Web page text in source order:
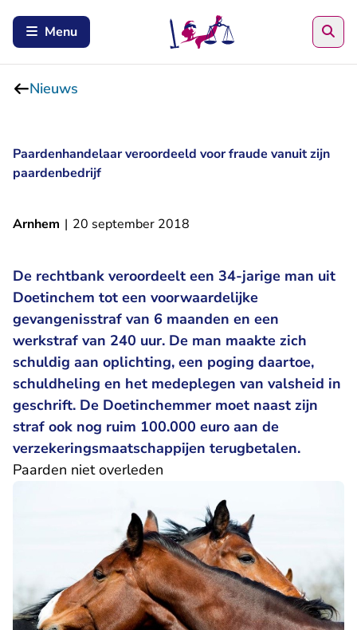
Menu
Nieuws
Paardenhandelaar veroordeeld voor fraude vanuit zijn
paardenbedrijf
Arnhem | 20 september 2018
De rechtbank veroordeelt een 34-jarige man uit
Doetinchem tot een voorwaardelijke
gevangenisstraf van 6 maanden en een
werkstraf van 240 uur. De man maakte zich
schuldig aan oplichting, een poging daartoe,
schuldheling en het medeplegen van valsheid in
geschrift. De Doetinchemmer moet naast zijn
straf ook nog ruim 100.000 euro aan de
verzekeringsmaatschappijen terugbetalen.
Paarden niet overleden